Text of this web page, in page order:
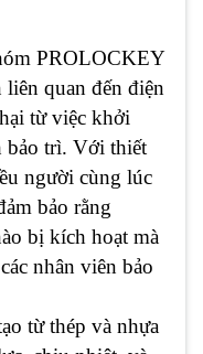
PROLOCKEY
liên quan đến điện
từ việc khởi
bảo trì. Với thiết
người cùng lúc
bảo rằng
bị kích hoạt mà
nhân viên bảo
từ thép và nhựa